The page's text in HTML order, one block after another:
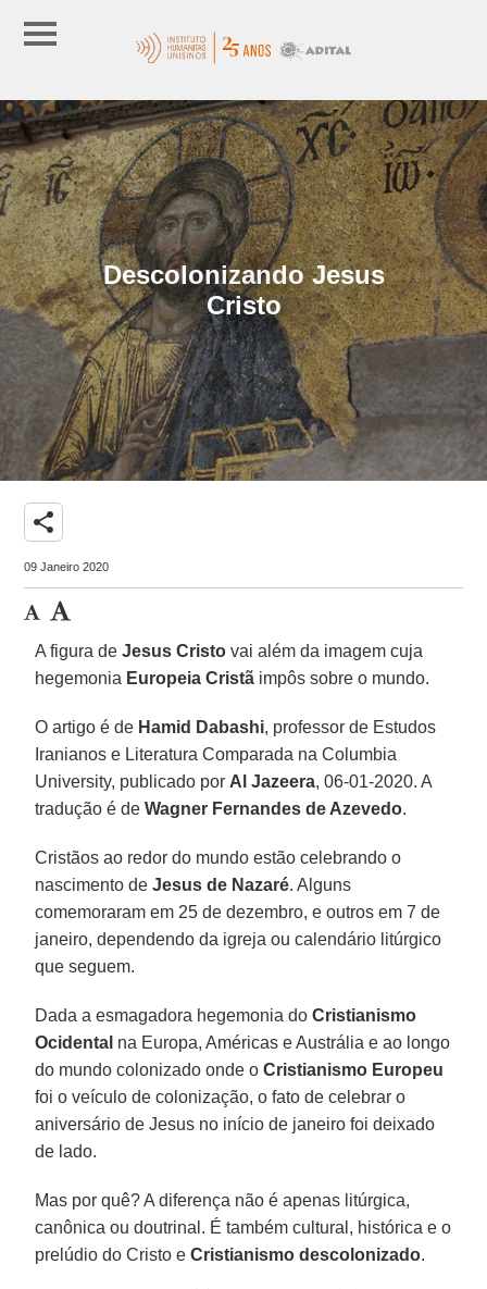
Descolonizando Jesus
Cristo
share
09 Janeiro 2020
A figura deJesus Cristo vai além da imagem cuja
hegemonia Europeia Cristã impôs sobre o mundo.
O artigo é de Hamid Dabashi, professor de Estudos
Iranianos e Literatura Comparada na Columbia
University, publicado por Al Jazeera, 06-01-2020. A
tradução é deWagner Fernandes de Azevedo.
Cristãos ao redor do mundo estão celebrando o
nascimento deJesus de Nazaré. Alguns
comemoraram em 25 de dezembro, e outros em 7 de
janeiro, dependendo da igreja ou calendário litúrgico
que seguem.
Dada a esmagadora hegemonia doCristianismo
Ocidental na Europa, Américas e Austrália e ao longo
do mundo colonizado onde oCristianismo Europeu
foi o veículo de colonização, o fato de celebrar o
aniversário de Jesus no início de janeiro foi deixado
de lado.
Mas por quê? A diferença não é apenas litúrgica,
canônica ou doutrinal. É também cultural, histórica e o
prelúdio do Cristo eCristianismo descolonizado.